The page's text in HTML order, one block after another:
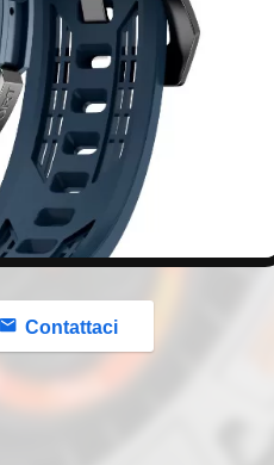
Contattaci